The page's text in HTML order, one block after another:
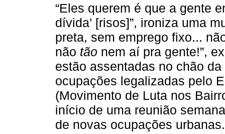
“Eles querem é que a gente
dívida’ [risos]”, ironiza uma
preta, sem emprego fixo...
não tão nem aí pra gente!”,
estão assentadas no chão
ocupações legalizadas pelo
(Movimento de Luta nos
início de uma reunião
de novas ocupações